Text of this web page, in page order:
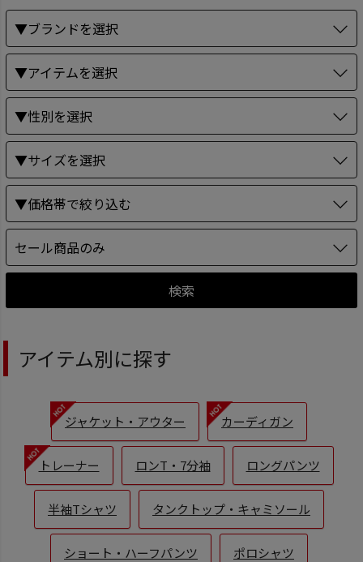
▼ブランドを選択
▼アイテムを選択
▼性別を選択
▼サイズを選択
▼価格帯で絞り込む
セール商品のみ
検索
アイテム別に探す
ジャケット・アウター カーディガン
トレーナー ロンT・7分袖 ロングパンツ
半袖Tシャツ タンクトップ・キャミソール
ショート・ハーフパンツ ポロシャツ